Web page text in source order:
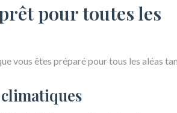
pour toutes les
vous êtes préparé pour tous les aléas